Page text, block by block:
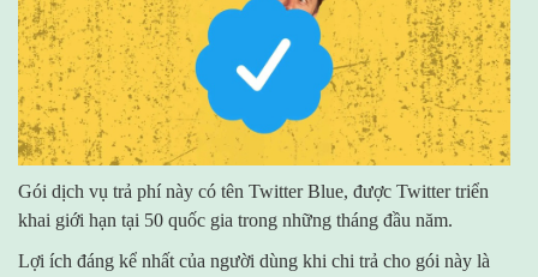
Gói dịch vụ trả phí này có tên Twitter Blue, được Twitter triển
khai giới hạn tại 50 quốc gia trong những tháng đầu năm.
Lợi ích đáng kể nhất của người dùng khi chi trả cho gói này là